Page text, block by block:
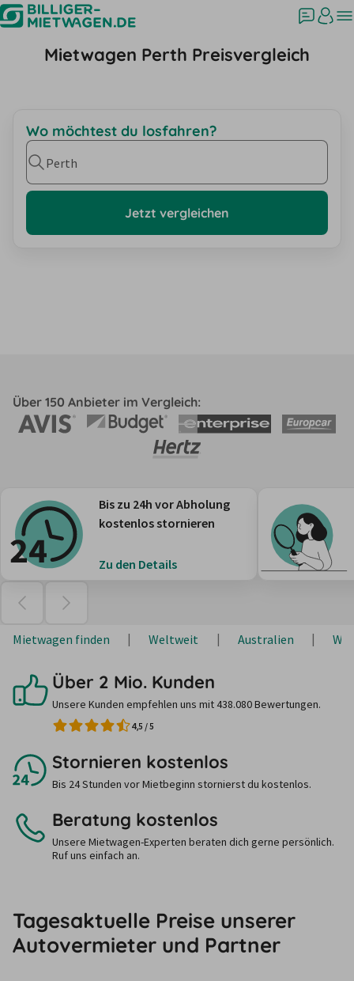
Mietwagen Perth Preisvergleich
Wo möchtest du losfahren?
Perth
Jetzt vergleichen
Über 150 Anbieter im Vergleich:
Bis zu 24h vor Abholung
kostenlos stornieren
Zu den Details
Mietwagen finden Weltweit Australien
Über 2 Mio. Kunden
Unsere Kunden empfehlen uns mit 438.080 Bewertungen.
4,5 /5
Stornieren kostenlos
Bis 24 Stunden vor Mietbeginn stornierst du kostenlos.
Beratung kostenlos
Unsere Mietwagen-Experten beraten dich gerne persönlich.
Ruf uns einfach an.
Tagesaktuelle Preise unserer
Autovermieter und Partner